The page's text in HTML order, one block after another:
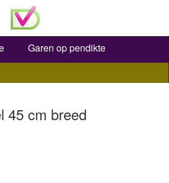
Garen op pendikte
45 cm breed